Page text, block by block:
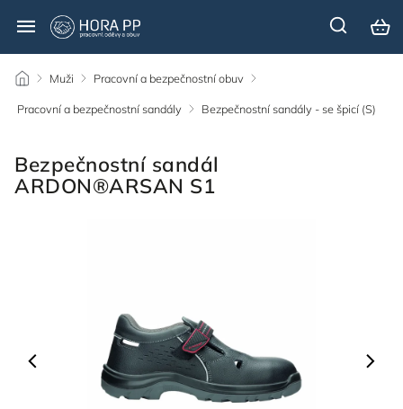
/ Muži / Pracovní a bezpečnostní obuv /
Pracovní a bezpečnostní sandály /
Bezpečnostní sandály - se špicí (S)
Bezpečnostní sandál
ARDON®ARSAN S1